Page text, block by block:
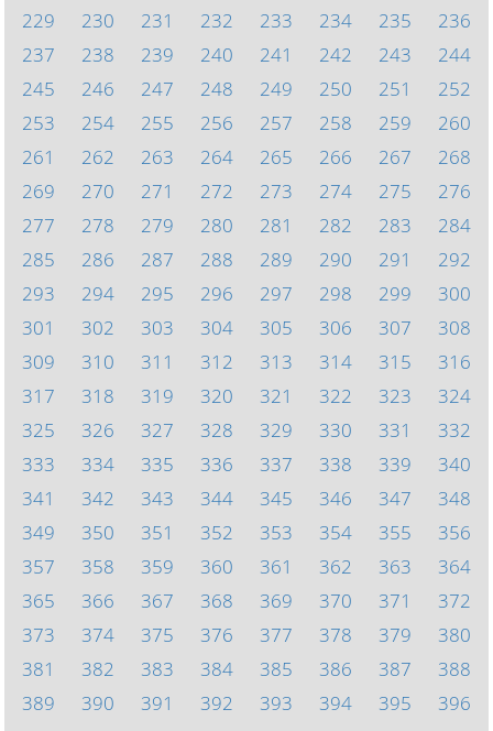
229
230 231 232 233 234 235
236
237
238 239 240 241 242 243
244
245
246 247 248 249 250 251
252
253
254 255 256 257 258 259
260
261
262 263 264 265 266 267
268
269
270 271 272 273 274 275
276
277
278 279 280 281 282 283
284
285
286 287 288 289 290 291
292
293
294 295 296 297 298 299
300
301
302 303 304 305 306 307
308
309
310 311 312 313 314 315
316
317
318 319 320 321 322 323
324
325
326 327 328 329 330 331
332
333
334 335 336 337 338 339
340
341
342 343 344 345 346 347
348
349
350 351 352 353 354 355
356
357
358 359 360 361 362 363
364
365
366 367 368 369 370 371
372
373
374 375 376 377 378 379
380
381
382 383 384 385 386 387
388
389
390 391 392 393 394 395
396